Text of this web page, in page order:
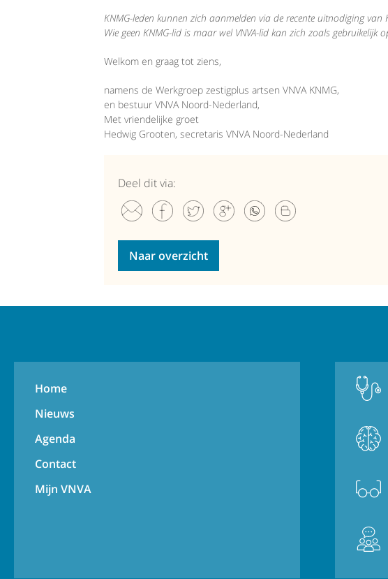
KNMG-leden kunnen zich aanmelden via de recente uitnodiging van
Wie geen KNMG-lid is maar wel VNVA-lid kan zich zoals gebruikelijk
Welkom en graag tot ziens,
namens de Werkgroep zestigplus artsen VNVA KNMG,
en bestuur VNVA Noord-Nederland,
Met vriendelijke groet
Hedwig Grooten, secretaris VNVA Noord-Nederland
Deel dit via:
Naar overzicht
Home
Nieuws
Agenda
Contact
Mijn VNVA